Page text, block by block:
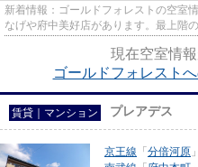
新着情報：ゴールドフォレストの空室
なげや府中美好店があります。最上階
現在空室情報
ゴールドフォレスト
賃貸｜マンション プレアデス
京王線 「 分倍河原